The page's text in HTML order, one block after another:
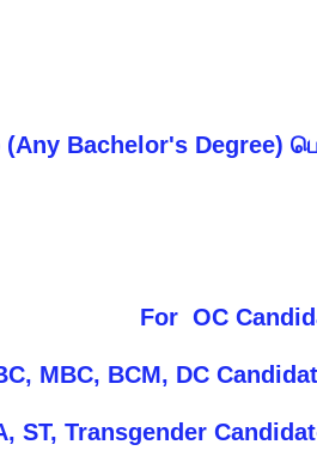
Bachelor's Degree)
For OC
BCM, DC
ST, Transgender